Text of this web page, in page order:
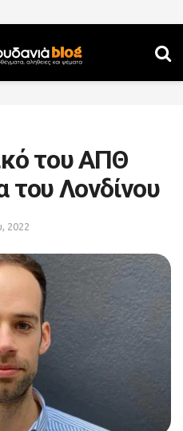
του ΑΠΘ
του Λονδίνου
2022